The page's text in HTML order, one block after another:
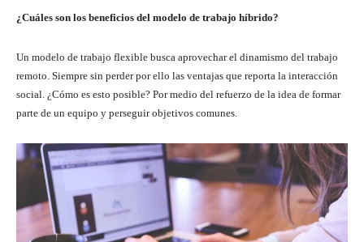
¿Cuáles son los beneficios del modelo de trabajo híbrido?
Un modelo de trabajo flexible busca aprovechar el dinamismo del trabajo
remoto. Siempre sin perder por ello las ventajas que reporta la interacción
social. ¿Cómo es esto posible? Por medio del refuerzo de la idea de formar
parte de un equipo y perseguir objetivos comunes.